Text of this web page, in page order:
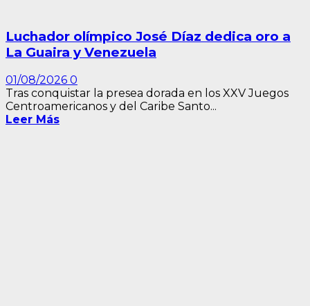
Luchador olímpico José Díaz dedica oro a
La Guaira y Venezuela
01/08/2026 0
Tras conquistar la presea dorada en los XXV Juegos
Centroamericanos y del Caribe Santo...
Leer Más